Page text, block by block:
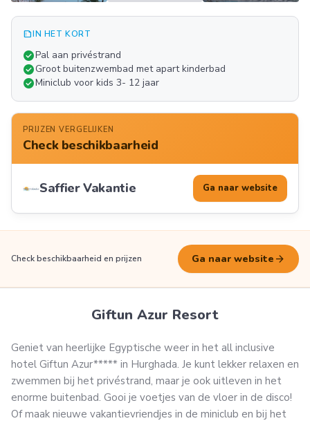
summarizeIN HET KORT
check_circlePal aan privéstrand
check_circleGroot buitenzwembad met apart kinderbad
check_circleMiniclub voor kids 3- 12 jaar
PRIJZEN VERGELIJKEN
Check beschikbaarheid
Saffier Vakantie Ga naar website
Check beschikbaarheid en prijzen Ga naar website arrow_forward
Giftun Azur Resort
Geniet van heerlijke Egyptische weer in het all inclusive
hotel Giftun Azur***** in Hurghada. Je kunt lekker relaxen en
zwemmen bij het privéstrand, maar je ook uitleven in het
enorme buitenbad. Gooi je voetjes van de vloer in de disco!
Of maak nieuwe vakantievriendjes in de miniclub en bij het